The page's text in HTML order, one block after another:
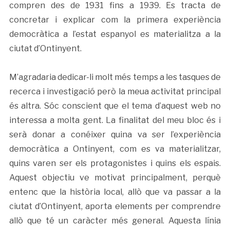
compren des de 1931 fins a 1939. Es tracta de
concretar i explicar com la primera experiència
democràtica a l’estat espanyol es materialitza a la
ciutat d’Ontinyent.
M’agradaria dedicar-li molt més temps a les tasques de
recerca i investigació però la meua activitat principal
és altra. Sóc conscient que el tema d’aquest web no
interessa a molta gent. La finalitat del meu bloc és i
serà donar a conéixer quina va ser l’experiència
democràtica a Ontinyent, com es va materialitzar,
quins varen ser els protagonistes i quins els espais.
Aquest objectiu ve motivat principalment, perquè
entenc que la història local, allò que va passar a la
ciutat d’Ontinyent, aporta elements per comprendre
allò que té un caràcter més general. Aquesta línia